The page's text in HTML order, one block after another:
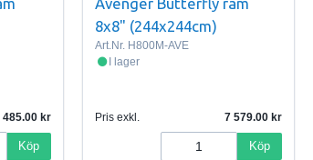
485.00
Köp
8x8" (244x244cm)
Art.Nr. H800M-AVE
I lager
Pris exkl. 7 579.00
Köp